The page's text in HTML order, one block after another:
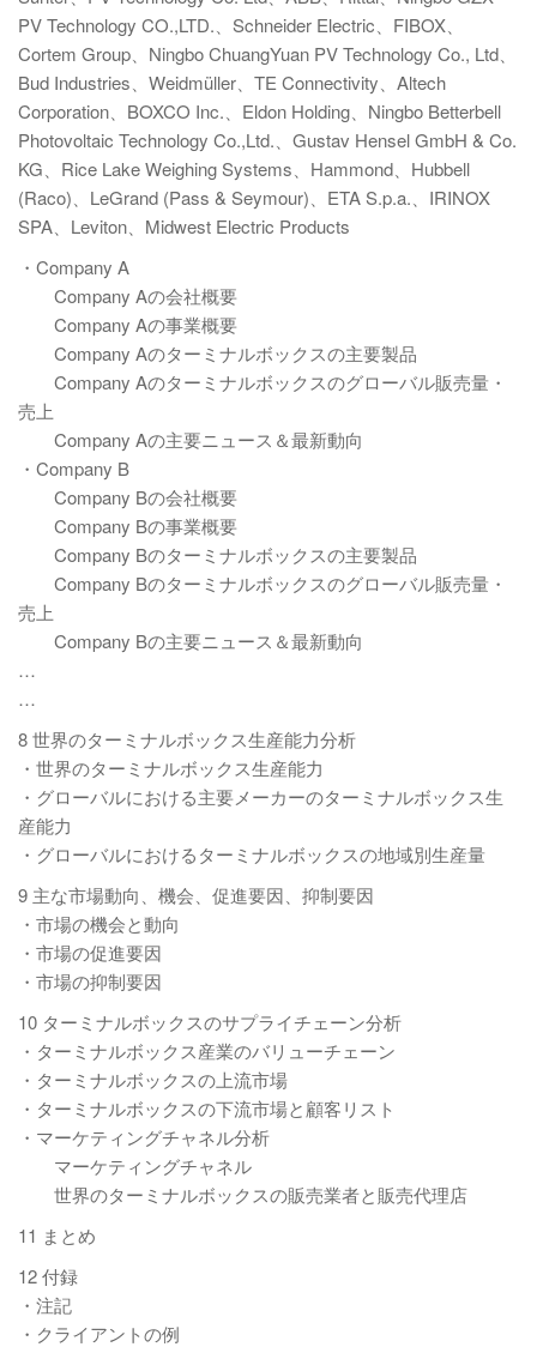
PV Technology CO.,LTD.、Schneider Electric、FIBOX、
Cortem Group、Ningbo ChuangYuan PV Technology Co., Ltd、
Bud Industries、Weidmüller、TE Connectivity、Altech
Corporation、BOXCO Inc.、Eldon Holding、Ningbo Betterbell
Photovoltaic Technology Co.,Ltd.、Gustav Hensel GmbH & Co.
KG、Rice Lake Weighing Systems、Hammond、Hubbell
(Raco)、LeGrand (Pass & Seymour)、ETA S.p.a.、IRINOX
SPA、Leviton、Midwest Electric Products
・Company A
Company Aの会社概要
Company Aの事業概要
Company Aのターミナルボックスの主要製品
Company Aのターミナルボックスのグローバル販売量・
売上
Company Aの主要ニュース＆最新動向
・Company B
Company Bの会社概要
Company Bの事業概要
Company Bのターミナルボックスの主要製品
Company Bのターミナルボックスのグローバル販売量・
売上
Company Bの主要ニュース＆最新動向
…
…
8 世界のターミナルボックス生産能力分析
・世界のターミナルボックス生産能力
・グローバルにおける主要メーカーのターミナルボックス生
産能力
・グローバルにおけるターミナルボックスの地域別生産量
9 主な市場動向、機会、促進要因、抑制要因
・市場の機会と動向
・市場の促進要因
・市場の抑制要因
10 ターミナルボックスのサプライチェーン分析
・ターミナルボックス産業のバリューチェーン
・ターミナルボックスの上流市場
・ターミナルボックスの下流市場と顧客リスト
・マーケティングチャネル分析
マーケティングチャネル
世界のターミナルボックスの販売業者と販売代理店
11 まとめ
12 付録
・注記
・クライアントの例